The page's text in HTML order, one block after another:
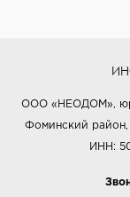
ООО «НЕОДОМ», юр.
Фоминский район,
ИНН: